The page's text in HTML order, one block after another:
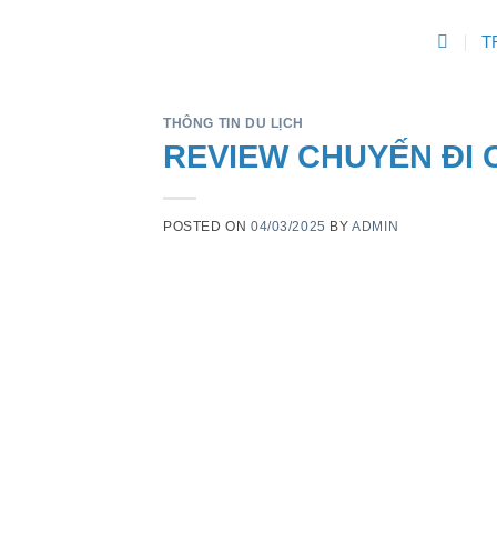
THÔNG TIN DU LỊCH
REVIEW CHUYẾN ĐI
POSTED ON 04/03/2025 BYADMIN